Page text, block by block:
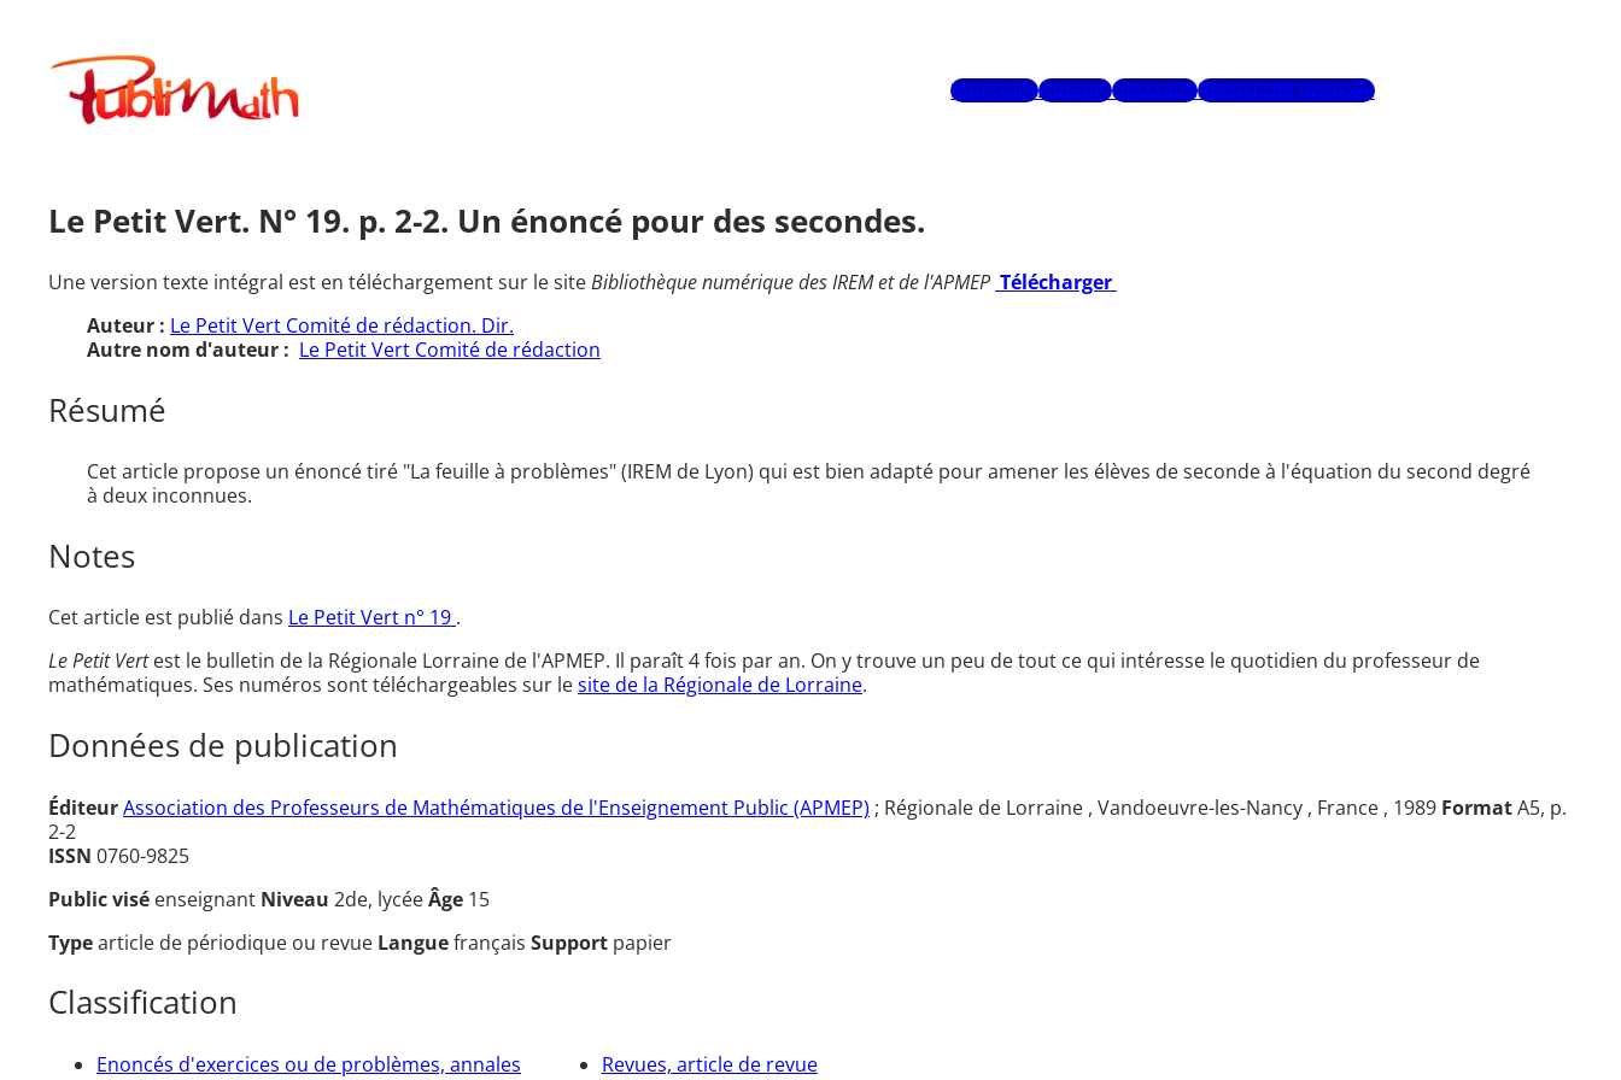
contenuPublimath
Mots-clésAuteursGlossaireRecherche avancée
Le Petit Vert. N° 19. p. 2-2. Un énoncé pour des secondes.
Une version texte intégral est en téléchargement sur le siteBibliothèque numérique des IREM et de l'APMEP Télécharger
Auteur : Le Petit Vert Comité de rédaction. Dir.
Autre nom d'auteur : Le Petit Vert Comité de rédaction
Résumé
Cet article propose un énoncé tiré "La feuille à problèmes" (IREM de Lyon) qui est bien adapté pour amener les élèves de seconde à l'équation du second degré
à deux inconnues.
Notes
Cet article est publié dans Le Petit Vert n° 19 .
Le Petit Vertest le bulletin de la Régionale Lorraine de l'APMEP. Il paraît 4 fois par an. On y trouve un peu de tout ce qui intéresse le quotidien du professeur de
mathématiques. Ses numéros sont téléchargeables sur lesite de la Régionale de Lorraine.
Données de publication
ÉditeurAssociation des Professeurs de Mathématiques de l'Enseignement Public (APMEP) ; Régionale de Lorraine , Vandoeuvre-les-Nancy , France , 1989 FormatA5, p.
2-2
ISSN 0760-9825
Public visé enseignant Niveau 2de, lycéeÂge 15
Typearticle de périodique ou revue Languefrançais Support papier
Classification
Enoncés d'exercices ou de problèmes, annales Revues, article de revue